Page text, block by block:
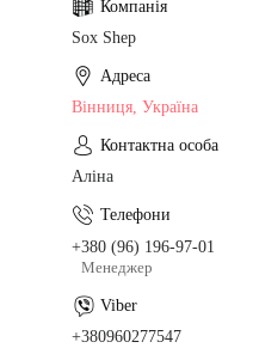
Sox Shep
Вінниця, Україна
Аліна
+380 (96) 196-97-01
Менеджер
+380960277547